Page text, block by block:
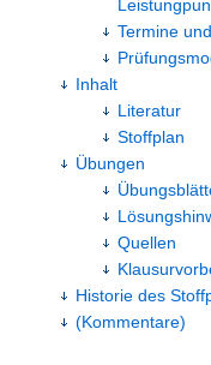
Termine
Inhalt
Literatur
Stoffplan
Übungen
Quellen
Historie des
(Kommentare)